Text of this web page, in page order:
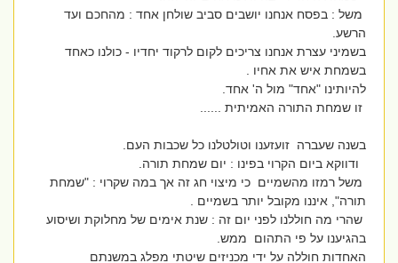
משל : בפסח אנחנו יושבים סביב שולחן אחד : מהחכם ועד
הרשע.
בשמיני עצרת אנחנו צריכים לקום לרקוד יחדיו - כולנו כאחד
בשמחת איש את אחיו .
להיותינו "אחד" מול ה' אחד.
זו שמחת התורה האמיתית ......
בשנה שעברה זועזענו וטולטלנו כל שכבות העם.
ודווקא ביום הקרוי בפינו : יום שמחת תורה.
משל רמזו מהשמיים כי מיצוי חג זה אך במה שקרוי : "שמחת
תורה", איננו מקובל יותר בשמיים .
שהרי מה חוללנו לפני יום זה : שנת אימים של מחלוקת ושיסוע
בהגיענו על פי התהום ממש.
האחדות חוללה על ידי מכניזים שיטתי מפלג במשנתם